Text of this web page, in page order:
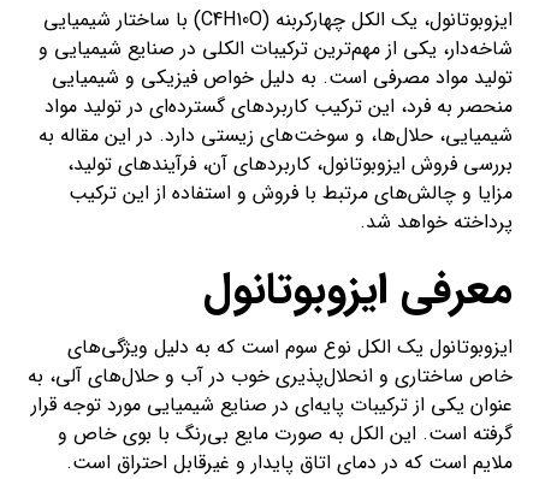
ایزوبوتانول، یک الکل چهارکربنه (C4H10O) با ساختار شیمیایی
شاخه‌دار، یکی از مهم‌ترین ترکیبات الکلی در صنایع شیمیایی و
تولید مواد مصرفی است. به دلیل خواص فیزیکی و شیمیایی
منحصر به فرد، این ترکیب کاربردهای گسترده‌ای در تولید مواد
شیمیایی، حلال‌ها، و سوخت‌های زیستی دارد. در این مقاله به
بررسی فروش ایزوبوتانول، کاربردهای آن، فرآیندهای تولید،
مزایا و چالش‌های مرتبط با فروش و استفاده از این ترکیب
پرداخته خواهد شد.
معرفی ایزوبوتانول
ایزوبوتانول یک الکل نوع سوم است که به دلیل ویژگی‌های
خاص ساختاری و انحلال‌پذیری خوب در آب و حلال‌های آلی، به
عنوان یکی از ترکیبات پایه‌ای در صنایع شیمیایی مورد توجه قرار
گرفته است. این الکل به صورت مایع بی‌رنگ با بوی خاص و
ملایم است که در دمای اتاق پایدار و غیرقابل احتراق است.